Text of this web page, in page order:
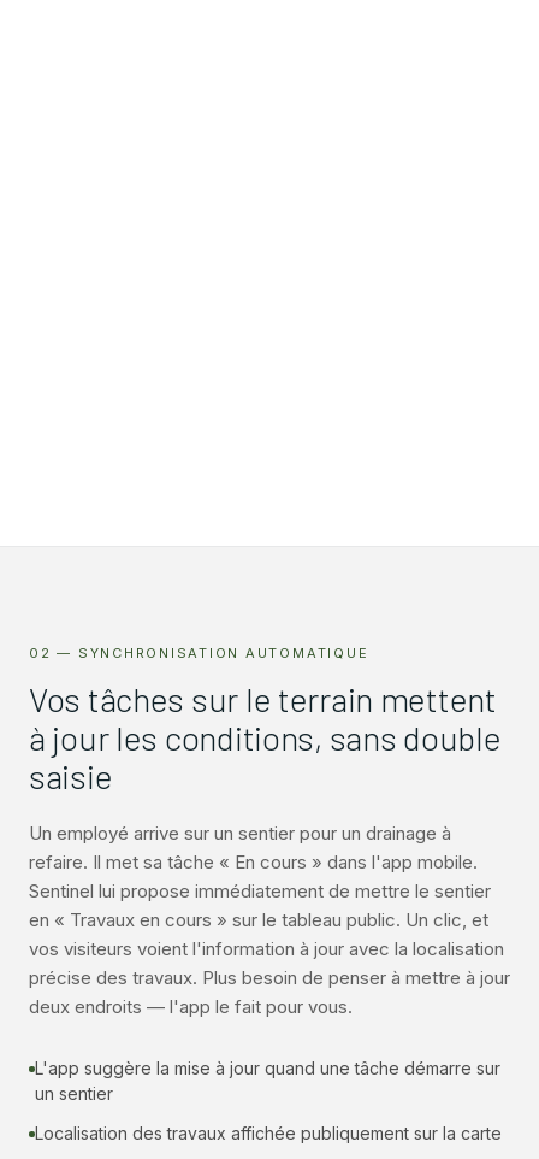
02 — SYNCHRONISATION AUTOMATIQUE
Vos tâches sur le terrain mettent
à jour les conditions, sans double
saisie
Un employé arrive sur un sentier pour un drainage à
refaire. Il met sa tâche « En cours » dans l'app mobile.
Sentinel lui propose immédiatement de mettre le sentier
en « Travaux en cours » sur le tableau public. Un clic, et
vos visiteurs voient l'information à jour avec la localisation
précise des travaux. Plus besoin de penser à mettre à jour
deux endroits — l'app le fait pour vous.
L'app suggère la mise à jour quand une tâche démarre sur
un sentier
Localisation des travaux affichée publiquement sur la carte